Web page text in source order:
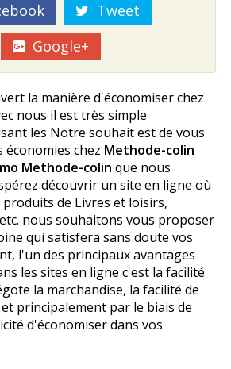
Tweet
Google+
la manière d'économiser chez
nous il est très simple
les Notre souhait est de vous
économies chez Methode-colin
Methode-colin que nous
découvrir un site en ligne où
de Livres et loisirs,
nous souhaitons vous proposer
qui satisfera sans doute vos
l'un des principaux avantages
les sites en ligne c'est la facilité
la marchandise, la facilité de
principalement par le biais de
d'économiser dans vos